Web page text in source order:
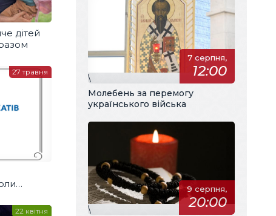
дітей
27 травня
22 квітня
7 серпня,
12:00
\
Молебень за перемогу
українського війська
9 серпня,
20:00
\